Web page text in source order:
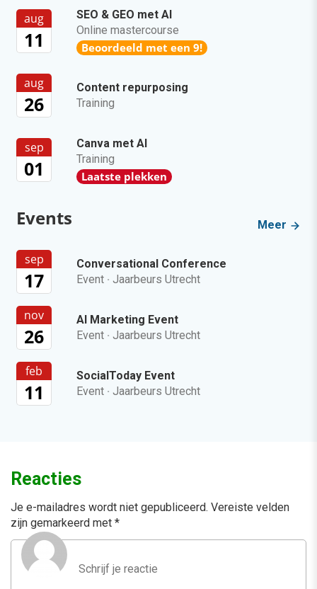
aug
11
SEO & GEO met AI
Online mastercourse
Beoordeeld met een 9!
aug
26
Content repurposing
Training
sep
01
Canva met AI
Training
Laatste plekken
Events Meer
sep
17
Conversational Conference
Event · Jaarbeurs Utrecht
nov
26
AI Marketing Event
Event · Jaarbeurs Utrecht
feb
11
SocialToday Event
Event · Jaarbeurs Utrecht
Reacties
Je e-mailadres wordt niet gepubliceerd. Vereiste velden
zijn gemarkeerd met *